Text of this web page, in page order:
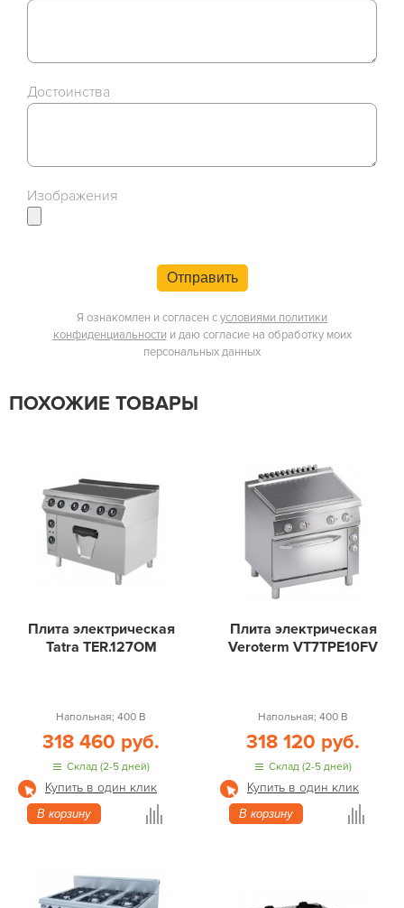
Достоинства
Изображения
Отправить
Я ознакомлен и согласен сусловиями политики
конфиденциальности и даю согласие на обработку моих
персональных данных
ПОХОЖИЕ ТОВАРЫ
Плита электрическая
Tatra TER.127OM
Напольная; 400 В
318 460 руб.
Склад (2-5 дней)
Купить в один клик
В корзину
Плита электрическая
Veroterm VT7TPE10FV
Напольная; 400 В
318 120 руб.
Склад (2-5 дней)
Купить в один клик
В корзину